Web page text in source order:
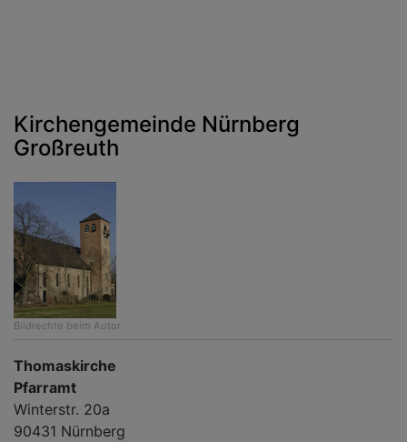
Kirchengemeinde Nürnberg
Großreuth
Bildrechte beim Autor
Thomaskirche
Pfarramt
Winterstr. 20a
90431 Nürnberg